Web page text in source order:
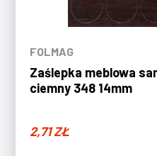
FOLMAG
Zaślepka meblowa
ciemny 348 14mm
2,71ZŁ